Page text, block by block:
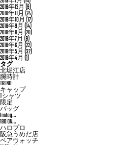
2018年12月 (9)
2018年11月 (24)
2018年10月(17)
2018年9月 (14)
2018年8月 (20)
2018年7月 (9)
2018年6月 (22)
2018年5月 (32)
2018年4月 (1)
タグ
北堀江店
腕時計
TREND
キャップ
Tシャツ
限定
バッグ
Instag…
180 ON…
ハロプロ
阪急うめだ店
ペアウォッチ